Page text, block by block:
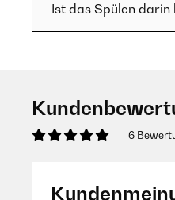
Ist das Spülen darin
6